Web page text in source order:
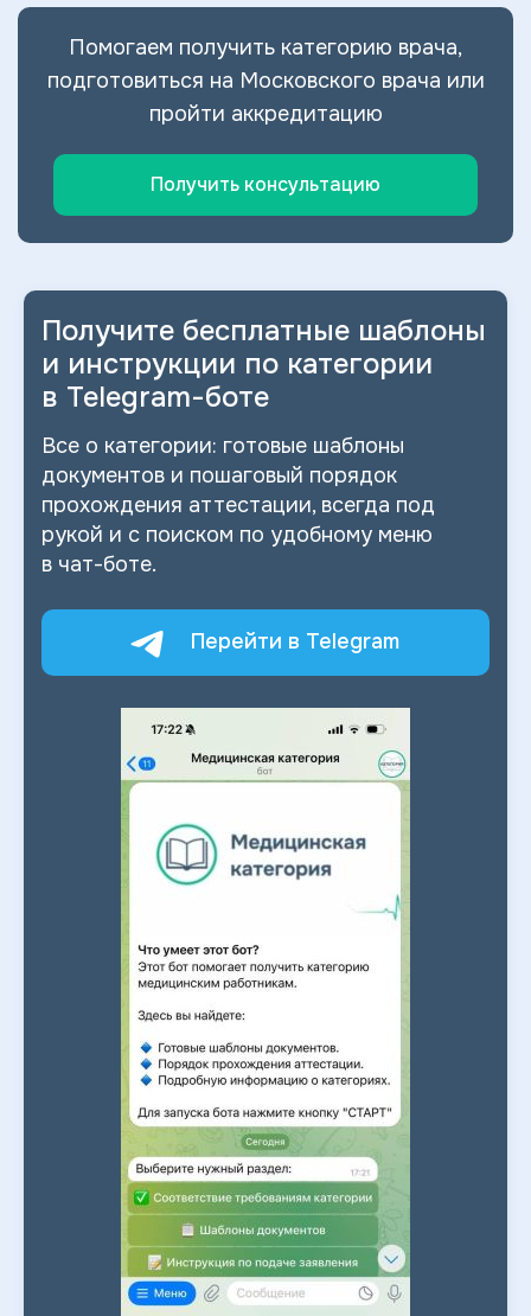
Помогаем получить категорию врача,
подготовиться на Московского врача или
пройти аккредитацию
Получить консультацию
Получите бесплатные шаблоны
и инструкции по категории
в Telegram-боте
Все о категории: готовые шаблоны
документов и пошаговый порядок
прохождения аттестации, всегда под
рукой и с поиском по удобному меню
в чат-боте.
Перейти в Telegram